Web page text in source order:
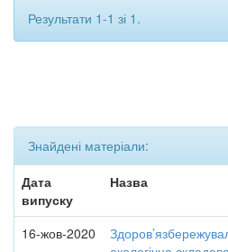
Результати 1-1 зі 1.
Знайдені матеріали:
Дата
випуску
Назва
16-жов-2020